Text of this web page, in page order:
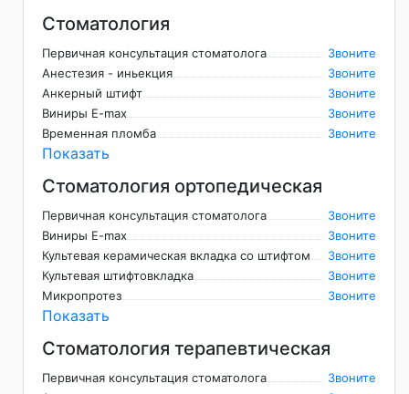
Стоматология
Первичная консультация стоматолога
Звоните
Анестезия - иньекция
Звоните
Анкерный штифт
Звоните
Виниры E-max
Звоните
Временная пломба
Звоните
Показать
Стоматология ортопедическая
Первичная консультация стоматолога
Звоните
Виниры E-max
Звоните
Культевая керамическая вкладка со штифтом
Звоните
Культевая штифтовкладка
Звоните
Микропротез
Звоните
Показать
Стоматология терапевтическая
Первичная консультация стоматолога
Звоните